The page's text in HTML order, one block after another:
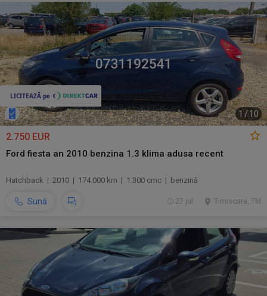
1 /10
2.750 EUR
Ford fiesta an 2010 benzina 1.3 klima adusa recent
Hatchback | 2010 | 174.000 km | 1.300 cmc | benzină
Sună Timisoara, TM
27 jul.